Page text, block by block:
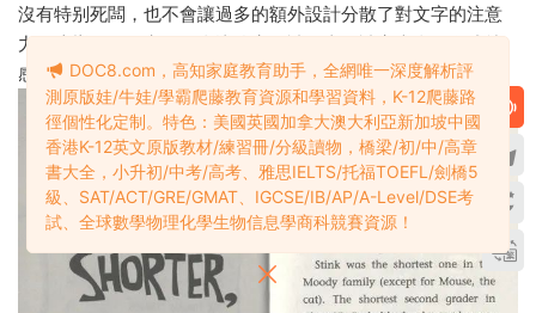
沒有特别死闆，也不會讓過多的額外設計分散了對文字的注意
力。這樣的一個章節，會比較容易讀下去，讀完也會很有成就
感。
DOC8.com，高知家庭教育助手，全網唯一深度解析評
測原版娃/牛娃/學霸爬藤教育資源和學習資料，K-12爬藤路
徑個性化定制。特色：美國英國加拿大澳大利亞新加坡中國
香港K-12英文原版教材/練習冊/分級讀物，橋梁/初/中/高章
書大全，小升初/中考/高考、雅思IELTS/托福TOEFL/劍橋5
級、SAT/ACT/GRE/GMAT、IGCSE/IB/AP/A-Level/DSE考
試、全球數學物理化學生物信息學商科競賽資源！